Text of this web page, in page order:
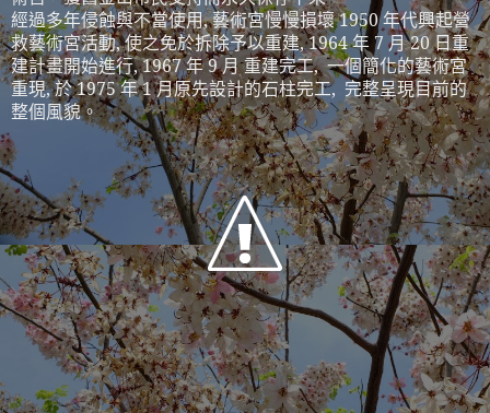
經過多年侵蝕與不當使用, 藝術宮慢慢損壞 1950 年代興起營
救藝術宮活動, 使之免於拆除予以重建, 1964 年 7 月 20 日重
建計畫開始進行, 1967 年 9 月 重建完工, 一個簡化的藝術宮
重現, 於 1975 年 1 月原先設計的石柱完工, 完整呈現目前的
整個風貌。